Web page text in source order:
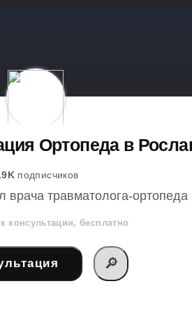
Ортопеда в
подписчиков
травматолога-ортопеда
консультации, бесплатно
🔎